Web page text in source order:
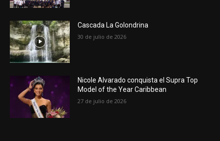
Cascada La Golondrina
30 de julio de 2026
Nicole Alvarado conquista el Supra Top
Model of the Year Caribbean
27 de julio de 2026